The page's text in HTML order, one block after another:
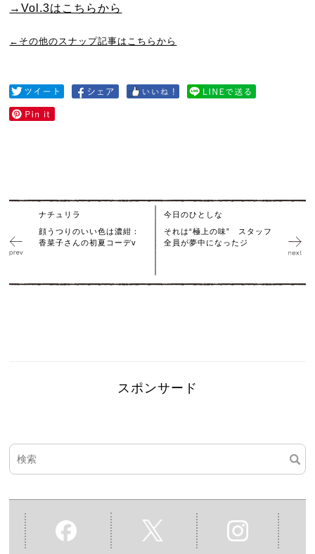
→Vol.3はこちらから
←その他のスナップ記事はこちらから
ナチュリラ
顔うつりのいい色は濃紺：
香菜子さんの初夏コーデv
今日のひとしな
それは“極上の味” スタッフ
全員が夢中になったジ
スポンサード